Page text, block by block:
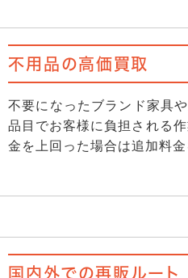
不用品の高価買取
不要になったブランド家具
品目でお客様に負担される
金を上回った場合は追加料
国内外での再販ルート